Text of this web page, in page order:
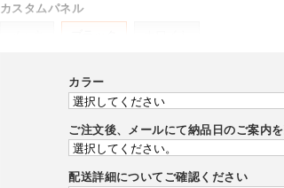
カスタムパネル
ボディカラー
-
カラー
ご注文後、メールにて納品日のご案内
配送詳細についてご確認ください